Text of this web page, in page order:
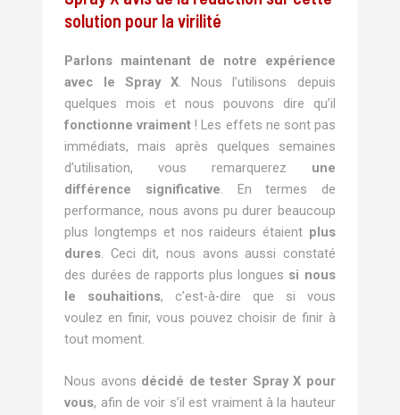
solution pour la virilité
Parlons maintenant de notre expérience
avec le Spray X. Nous l’utilisons depuis
quelques mois et nous pouvons dire qu’il
fonctionne vraiment ! Les effets ne sont pas
immédiats, mais après quelques semaines
d’utilisation, vous remarquerez une
différence significative. En termes de
performance, nous avons pu durer beaucoup
plus longtemps et nos raideurs étaient plus
dures. Ceci dit, nous avons aussi constaté
des durées de rapports plus longues si nous
le souhaitions, c’est-à-dire que si vous
voulez en finir, vous pouvez choisir de finir à
tout moment.
Nous avons décidé de tester Spray X pour
vous, afin de voir s’il est vraiment à la hauteur